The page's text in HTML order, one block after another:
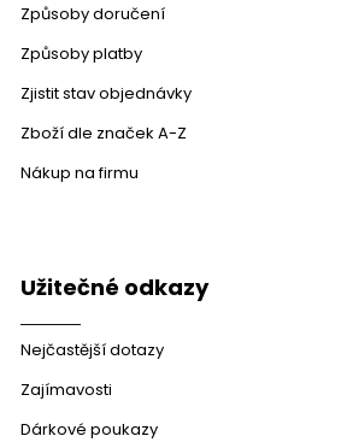
Způsoby doručení
Způsoby platby
Zjistit stav objednávky
Zboží dle značek A-Z
Nákup na firmu
Užitečné odkazy
Nejčastější dotazy
Zajímavosti
Dárkové poukazy